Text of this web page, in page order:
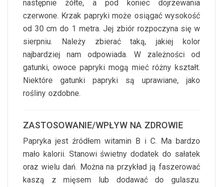
następnie żółte, a pod koniec dojrzewania
czerwone. Krzak papryki może osiągać wysokość
od 30 cm do 1 metra. Jej zbiór rozpoczyna się w
sierpniu. Należy zbierać taką, jakiej kolor
najbardziej nam odpowiada. W zależności od
gatunki, owoce papryki mogą mieć różny kształt.
Niektóre gatunki papryki są uprawiane, jako
rośliny ozdobne.
ZASTOSOWANIE/WPŁYW NA ZDROWIE
Papryka jest źródłem witamin B i C. Ma bardzo
mało kalorii. Stanowi świetny dodatek do sałatek
oraz wielu dań. Można na przykład ją faszerować
kaszą z mięsem lub dodawać do gulaszu.